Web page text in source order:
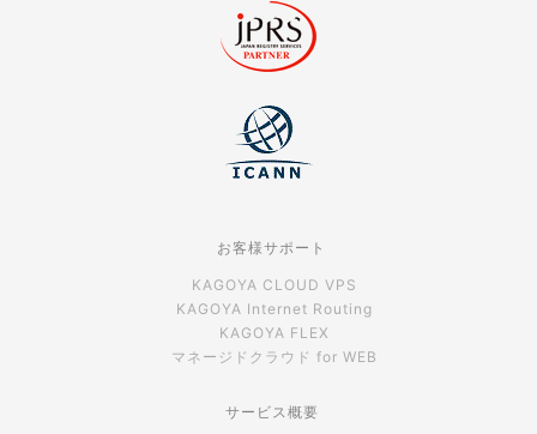
お客様サポート
KAGOYA CLOUD VPS
KAGOYA Internet Routing
KAGOYA FLEX
マネージドクラウド for WEB
サービス概要